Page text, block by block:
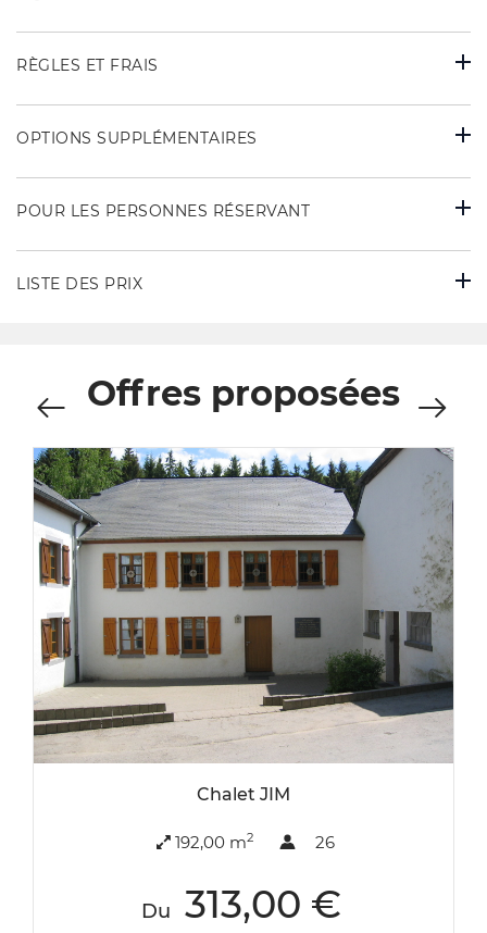
RÈGLES ET FRAIS
OPTIONS SUPPLÉMENTAIRES
POUR LES PERSONNES RÉSERVANT
LISTE DES PRIX
Offres proposées
Chalet JIM
192,00 m2 26
Du 313,00 €